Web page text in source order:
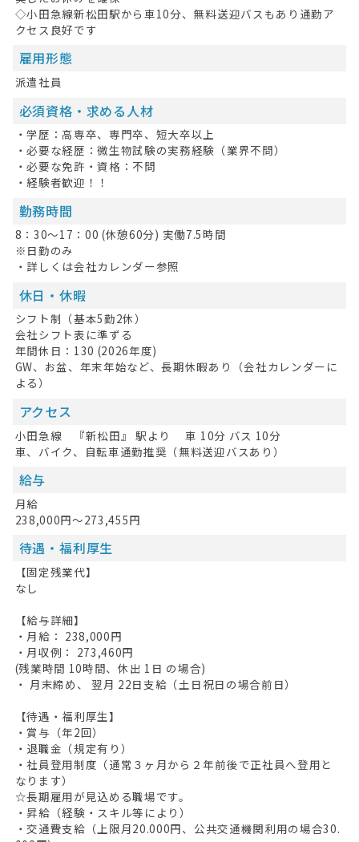
HOME
無料会員登録
ログイン
最近見た求人
お問い合わせ
掲載希望の方へ
◇小田急線新松田駅から車10分、無料送迎バスもあり通勤ア
クセス良好です
雇用形態
派遣社員
必須資格・求める人材
・学歴：高専卒、専門卒、短大卒以上
・必要な経歴：微生物試験の実務経験（業界不問）
・必要な免許・資格：不問
・経験者歓迎！！
勤務時間
8：30～17：00 (休憩60分) 実働7.5時間
※日勤のみ
・詳しくは会社カレンダー参照
休日・休暇
シフト制（基本5勤2休）
会社シフト表に準ずる
年間休日：130 (2026年度)
GW、お盆、年末年始など、長期休暇あり（会社カレンダーに
よる）
アクセス
小田急線 『新松田』 駅より 車 10分 バス 10分
車、バイク、自転車通勤推奨（無料送迎バスあり）
給与
月給
238,000円～273,455円
待遇・福利厚生
【固定残業代】
なし
【給与詳細】
・月給： 238,000円
・月収例： 273,460円
(残業時間 10時間、休出 1日 の場合)
・ 月末締め、 翌月 22日支給（土日祝日の場合前日）
【待遇・福利厚生】
・賞与（年2回）
・退職金（規定有り）
・社員登用制度（通常３ヶ月から２年前後で正社員へ登用と
なります）
☆長期雇用が見込める職場です。
・昇給（経験・スキル等により）
・交通費支給（上限月20.000円、公共交通機関利用の場合30.